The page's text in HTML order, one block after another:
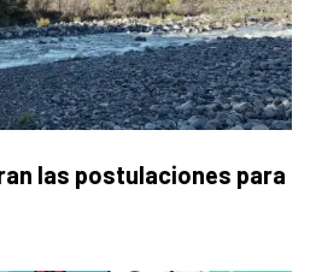
las postulaciones para